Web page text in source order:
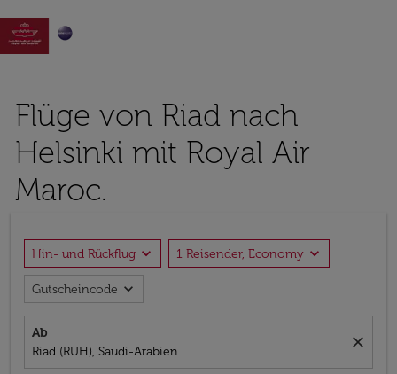

Flüge von Riad nach
Helsinki mit Royal Air
Maroc.
Hin- und Rückflug expand_more 1 Reisender, Economy expand_more
Gutscheincode expand_more
Ab
Riad (RUH), Saudi-Arabien
close